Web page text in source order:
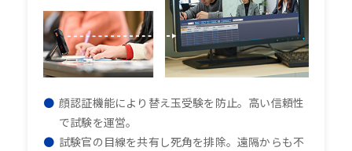
顔認証機能により替え玉受験を防止。高い信頼性
で試験を運営。
試験官の目線を共有し死角を排除。遠隔からも不